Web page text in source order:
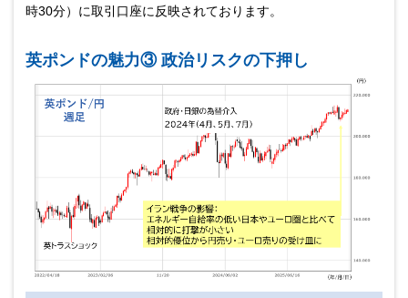
時30分）に取引口座に反映されております。
英ポンドの魅力③ 政治リスクの下押し